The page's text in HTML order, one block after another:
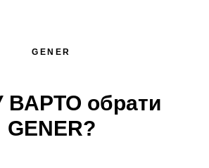
GENER
обрати
GENER?